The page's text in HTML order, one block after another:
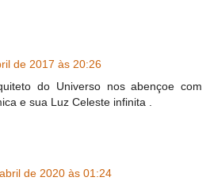
de 2017 às 20:26
do Universo nos abençoe com
e sua Luz Celeste infinita .
de 2020 às 01:24